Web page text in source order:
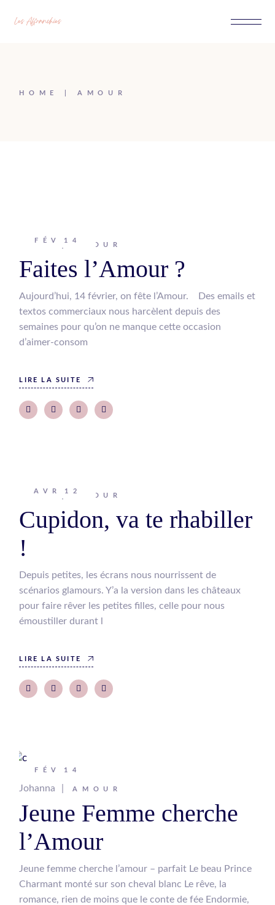
contenu
HOME AMOUR
FÉV 14
Johanna AMOUR
Faites l’Amour ?
Aujourd’hui, 14 février, on fête l’Amour. Des emails et
textos commerciaux nous harcèlent depuis des
semaines pour qu’on ne manque cette occasion
d’aimer-consom
LIRE LA SUITE
AVR 12
Johanna AMOUR
Cupidon, va te rhabiller
!
Depuis petites, les écrans nous nourrissent de
scénarios glamours. Y’a la version dans les châteaux
pour faire rêver les petites filles, celle pour nous
émoustiller durant l
LIRE LA SUITE
FÉV 14
Johanna AMOUR
Jeune Femme cherche
l’Amour
Jeune femme cherche l’amour – parfait Le beau Prince
Charmant monté sur son cheval blanc Le rêve, la
romance, rien de moins que le conte de fée Endormie,